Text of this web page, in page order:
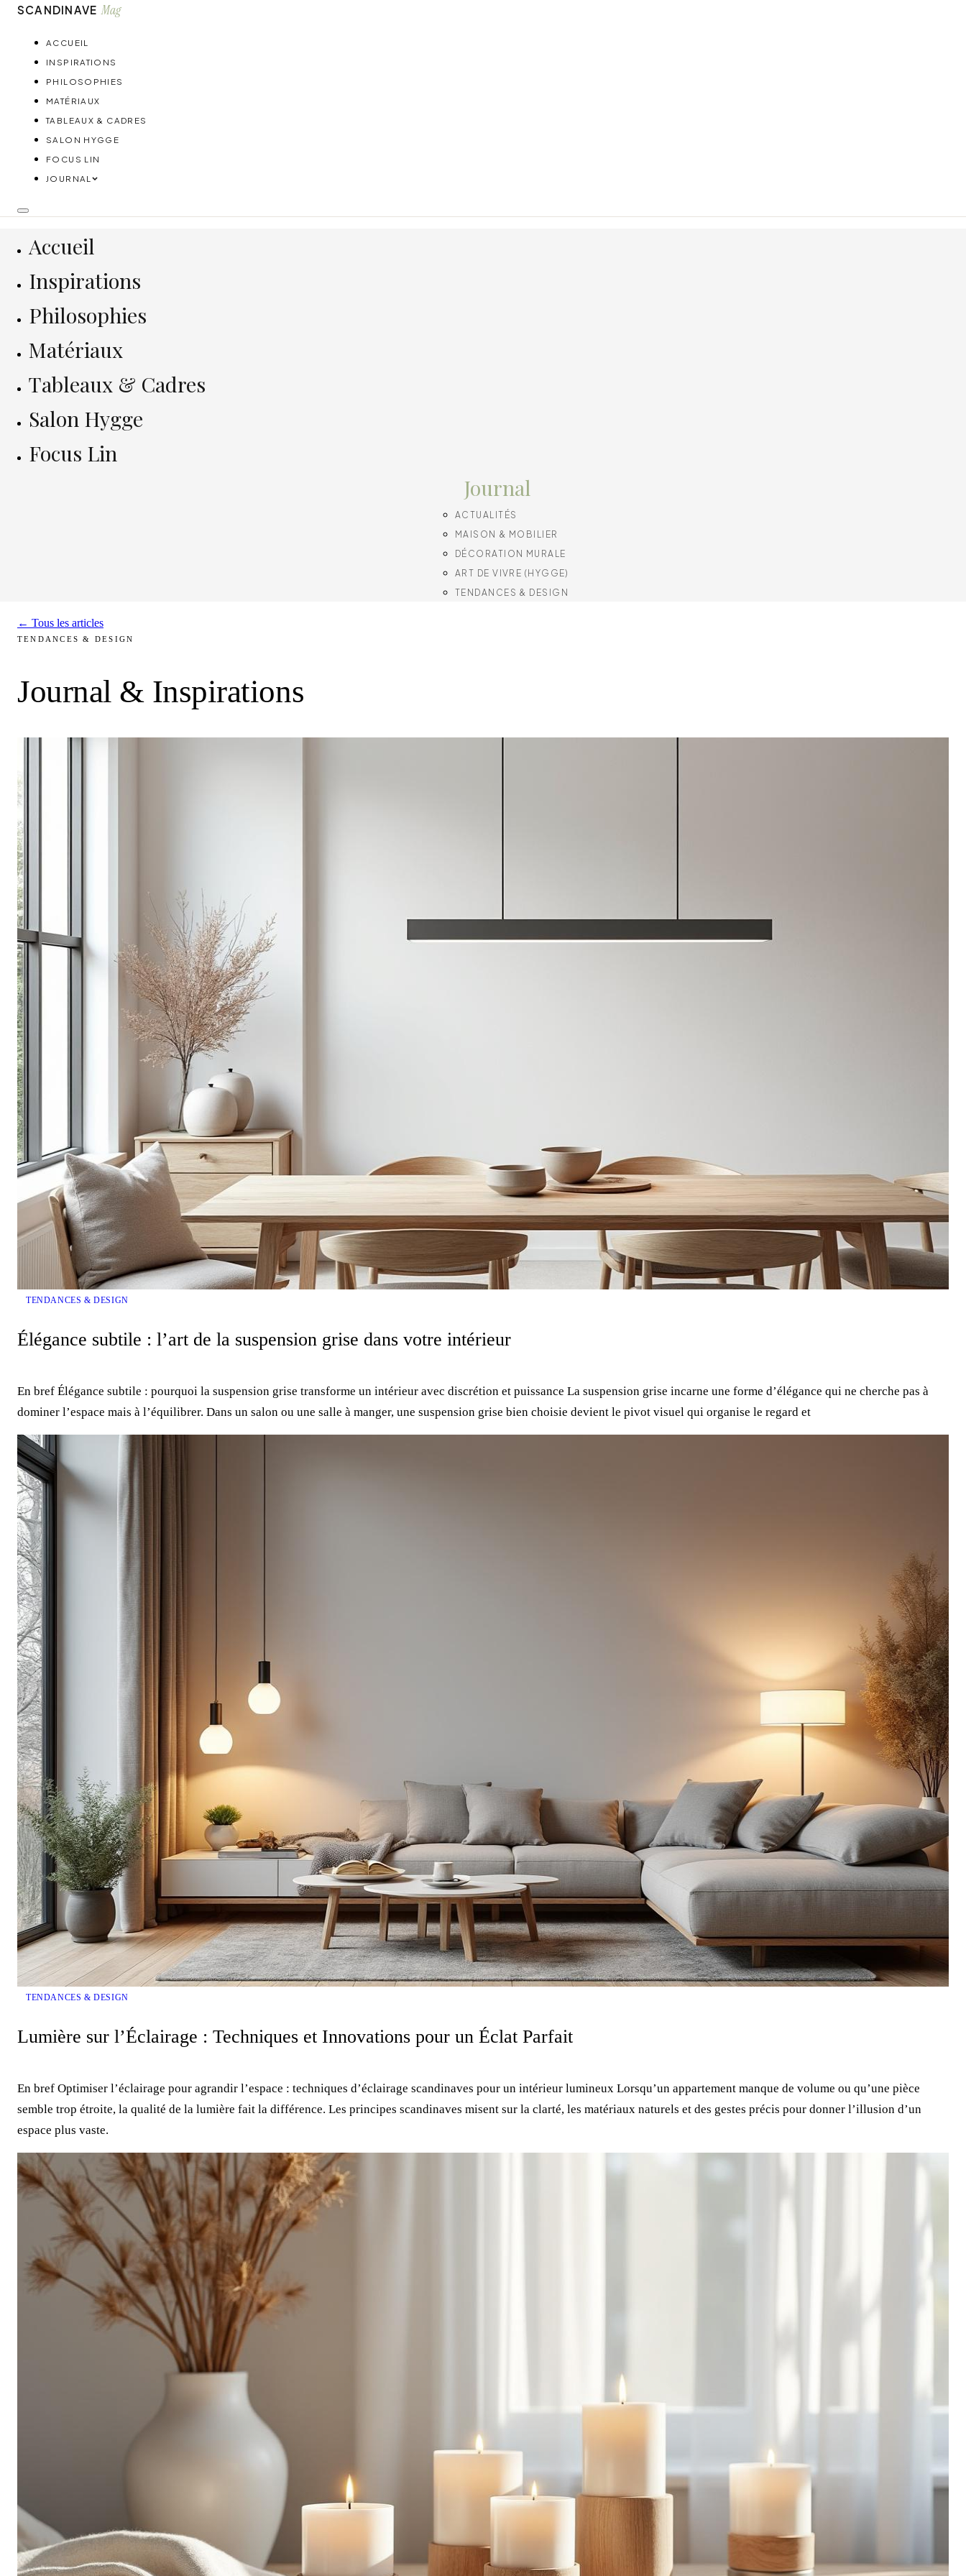
SCANDINAVE Mag
ACCUEIL
INSPIRATIONS
PHILOSOPHIES
MATÉRIAUX
TABLEAUX & CADRES
SALON HYGGE
FOCUS LIN
JOURNAL
Accueil
Inspirations
Philosophies
Matériaux
Tableaux & Cadres
Salon Hygge
Focus Lin
Journal
ACTUALITÉS
MAISON & MOBILIER
DÉCORATION MURALE
ART DE VIVRE (HYGGE)
TENDANCES & DESIGN
← Tous les articles
TENDANCES & DESIGN
Journal & Inspirations
TENDANCES & DESIGN
Élégance subtile : l’art de la suspension grise dans votre intérieur
En bref Élégance subtile : pourquoi la suspension grise transforme un intérieur avec discrétion et puissance La suspension grise incarne une forme d’élégance qui ne cherche pas à
dominer l’espace mais à l’équilibrer. Dans un salon ou une salle à manger, une suspension grise bien choisie devient le pivot visuel qui organise le regard et
TENDANCES & DESIGN
Lumière sur l’Éclairage : Techniques et Innovations pour un Éclat Parfait
En bref Optimiser l’éclairage pour agrandir l’espace : techniques d’éclairage scandinaves pour un intérieur lumineux Lorsqu’un appartement manque de volume ou qu’une pièce
semble trop étroite, la qualité de la lumière fait la différence. Les principes scandinaves misent sur la clarté, les matériaux naturels et des gestes précis pour donner l’illusion d’un
espace plus vaste.